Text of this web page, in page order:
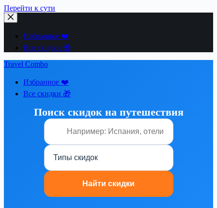
Перейти к сути
Избранное ❤️
Все скидки 🎁
Travel Combo
Избранное ❤️
Все скидки 🎁
Поиск скидок на путешествия